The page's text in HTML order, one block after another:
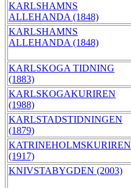
KARLSHAMNS
ALLEHANDA (1848)
KARLSHAMNS
ALLEHANDA (1848)
KARLSKOGA TIDNING
(1883)
KARLSKOGAKURIREN
(1988)
KARLSTADSTIDNINGEN
(1879)
KATRINEHOLMSKURIREN
(1917)
KNIVSTABYGDEN (2003)